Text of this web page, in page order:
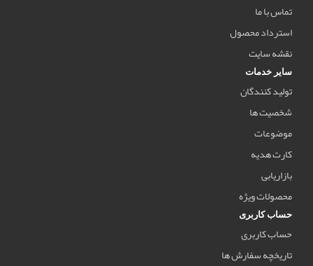
تماس با ما
استرداد محصول
نقشه سایت
سایر خدمات
تولید کنندگان
شخصیت ها
موضوعات
کارت هدیه
بازاریابی
محصولات ویژه
حساب کاربری
حساب کاربری
تاریخچه سفارش ها